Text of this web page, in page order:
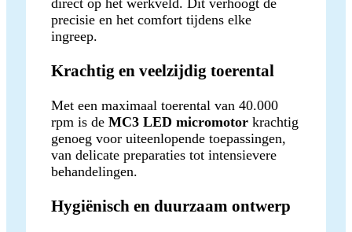
precisie en het comfort tijdens elke
ingreep.
Krachtig en veelzijdig toerental
Met een maximaal toerental van 40.000
rpm is de MC3 LED micromotor krachtig
genoeg voor uiteenlopende toepassingen,
van delicate preparaties tot intensievere
behandelingen.
Hygiënisch en duurzaam ontwerp